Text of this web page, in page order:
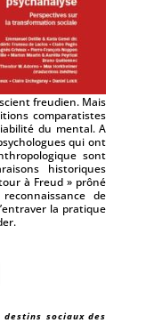
freudien. Mais
comparatistes
du mental. A
qui ont
sont
historiques
à Freud » prôné
de
la pratique
sociaux des